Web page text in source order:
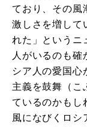
ており、その風
激しさを増して
れた」というニ
人がいるのも確
シア人の愛国心
主義を鼓舞（こ
ているのかもし
風になびくロシ